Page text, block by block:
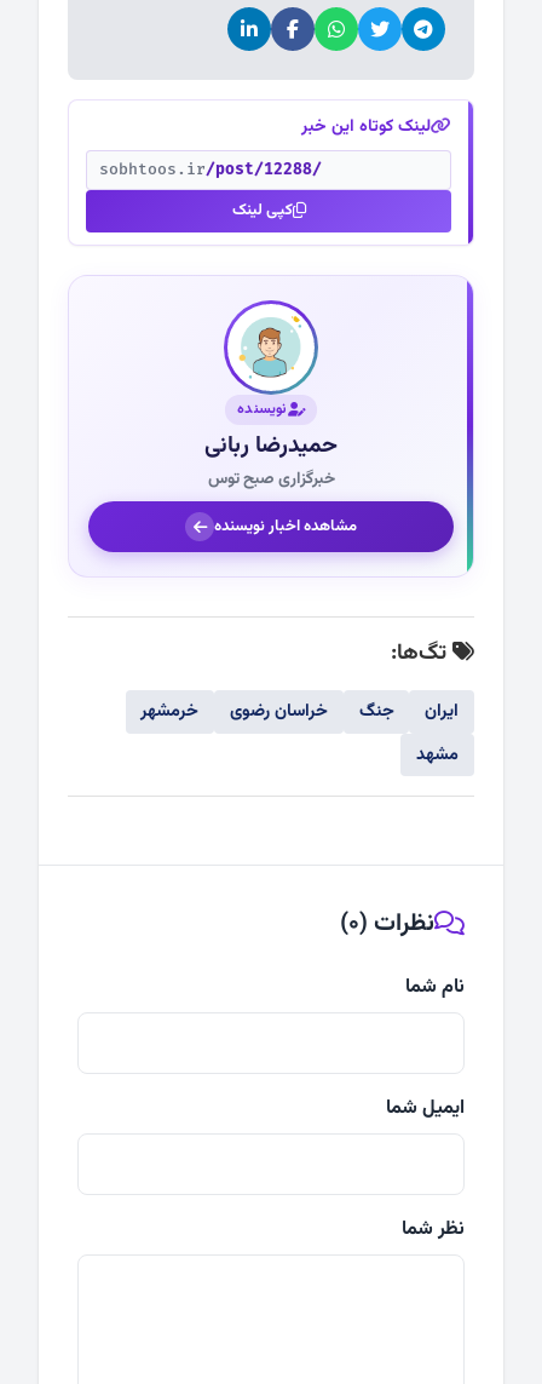
لینک کوتاه این خبر
sobhtoos.ir/post/12288/
کپی لینک
نویسنده
حمیدرضا ربانی
خبرگزاری صبح توس
مشاهده اخبار نویسنده
تگ‌ها:
ایران جنگ خراسان رضوی
خرمشهر
مشهد
نظرات (0)
نام شما
ایمیل شما
نظر شما